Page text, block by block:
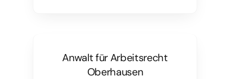
Anwalt für Arbeitsrecht
Oberhausen